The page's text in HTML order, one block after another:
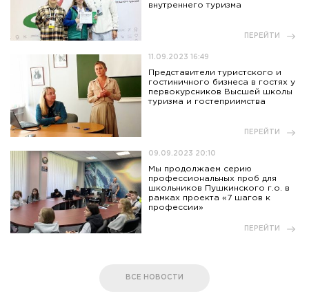
внутреннего туризма
ПЕРЕЙТИ
11.09.2023 16:49
Представители туристского и
гостиничного бизнеса в гостях у
первокурсников Высшей школы
туризма и гостеприимства
ПЕРЕЙТИ
09.09.2023 20:10
Мы продолжаем серию
профессиональных проб для
школьников Пушкинского г.о. в
рамках проекта «7 шагов к
профессии»
ПЕРЕЙТИ
ВСЕ НОВОСТИ